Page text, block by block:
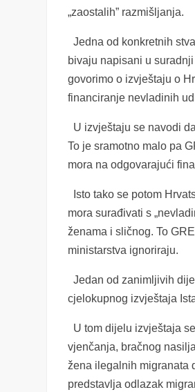
„zaostalih” razmišljanja.
Jedna od konkretnih
bivaju napisani u
govorimo o izvještaju o
financiranje nevladinih
U izvještaju se navodi
To je sramotno malo pa
mora na odgovarajući
Isto tako se potom
mora surađivati s
ženama i sličnog. To
ministarstva ignoriraju.
Jedan od zanimljivih
cjelokupnog izvještaja
U tom dijelu izvještaja
vjenčanja, bračnog
žena ilegalnih migranata
predstavlja odlazak